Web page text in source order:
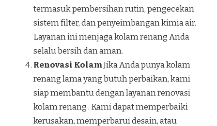
termasuk pembersihan rutin, pengecekan
sistem filter, dan penyeimbangan kimia air.
Layanan ini menjaga kolam renang Anda
selalu bersih dan aman.
Renovasi KolamJika Anda punya kolam
renang lama yang butuh perbaikan, kami
siap membantu dengan layanan renovasi
kolam renang . Kami dapat memperbaiki
kerusakan, memperbarui desain, atau